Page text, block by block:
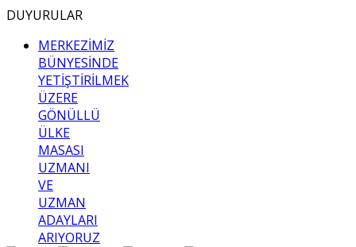
DUYURULAR
MERKEZİMİZ
BÜNYESİNDE
YETİŞTİRİLMEK
ÜZERE
GÖNÜLLÜ
ÜLKE
MASASI
UZMANI
VE
UZMAN
ADAYLARI
ARIYORUZ